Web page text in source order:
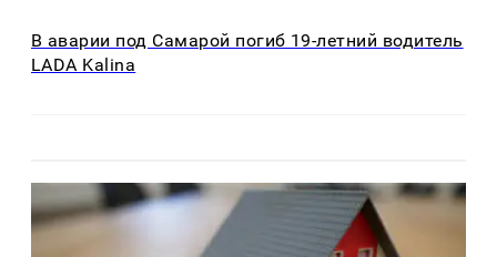
В аварии под Самарой погиб 19-летний водитель
LADA Kalina